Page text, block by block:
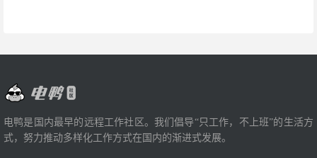
电鸭是国内最早的远程工作社区。我们倡导“只工作，不上班”的生活方
式，努力推动多样化工作方式在国内的渐进式发展。